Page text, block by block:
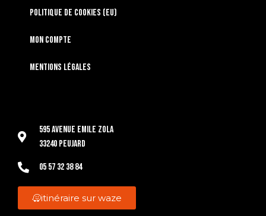
Politique de cookies (EU)
Mon compte
Mentions légales
595 Avenue Emile Zola
33240 Peujard
05 57 32 38 84
itinéraire sur waze